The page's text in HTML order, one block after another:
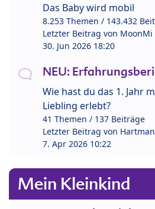
Das Baby wird mobil
8.253 Themen / 143.432
Letzter Beitrag von MoonMi
30. Jun 2026 18:20
NEU:
Wie hast du das 1. Jahr
Liebling erlebt?
41 Themen / 137 Beiträge
Letzter Beitrag von
7. Apr 2026 10:22
Mein Kleinkind